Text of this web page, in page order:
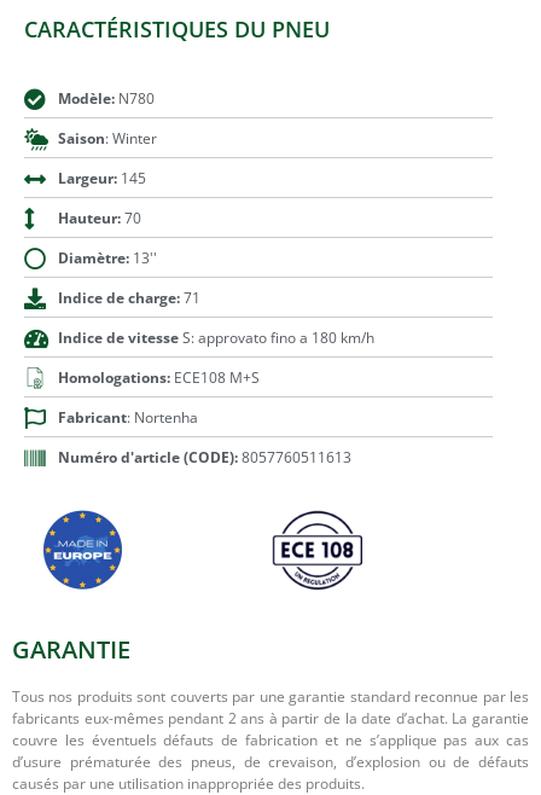
CARACTÉRISTIQUES DU PNEU
Modèle:N780
Saison: Winter
Largeur:145
Hauteur:70
Diamètre:13''
Indice de charge:71
Indice de vitesseS: approvato fino a 180 km/h
Homologations:ECE108 M+S
Fabricant: Nortenha
Numéro d'article (CODE):8057760511613
GARANTIE
Tous nos produits sont couverts par une garantie standard reconnue par les
fabricants eux-mêmes pendant 2 ans à partir de la date d’achat. La garantie
couvre les éventuels défauts de fabrication et ne s’applique pas aux cas
d’usure prématurée des pneus, de crevaison, d’explosion ou de défauts
causés par une utilisation inappropriée des produits.